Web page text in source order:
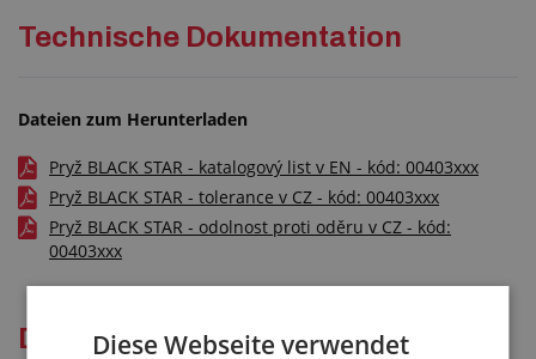
Technische Dokumentation
Dateien zum Herunterladen
Pryž BLACK STAR - katalogový list v EN - kód: 00403xxx
Pryž BLACK STAR - tolerance v CZ - kód: 00403xxx
Pryž BLACK STAR - odolnost proti oděru v CZ - kód:
00403xxx
Dienstleistungen
Diese Webseite verwendet